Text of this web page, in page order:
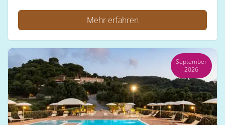
Mehr erfahren
September
2026